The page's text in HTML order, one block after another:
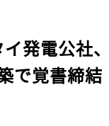
イ発電公社
で覚書締結